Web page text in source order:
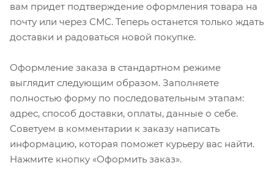
вам придет подтверждение оформления товара на
почту или через СМС. Теперь останется только ждать
доставки и радоваться новой покупке.
Оформление заказа в стандартном режиме
выглядит следующим образом. Заполняете
полностью форму по последовательным этапам:
адрес, способ доставки, оплаты, данные о себе.
Советуем в комментарии к заказу написать
информацию, которая поможет курьеру вас найти.
Нажмите кнопку «Оформить заказ».